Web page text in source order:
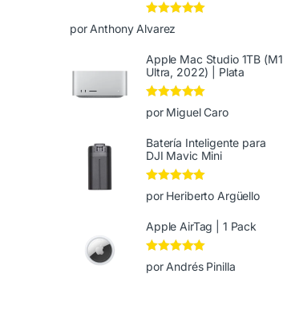
Valorado en
de 5
por Anthony Alvarez
Apple Mac Studio 1TB (M1
Ultra, 2022) | Plata
Valorado en 5
de 5
por Miguel Caro
Batería Inteligente para
DJI Mavic Mini
Valorado en5
de 5
por Heriberto Argüello
Apple AirTag | 1 Pack
Valorado en5
de 5
por Andrés Pinilla